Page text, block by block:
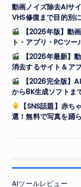
動画ノイズ除去AIサ
VHS修復まで目的別
【2026年版】動
ト・アプリ・PCツー
【2026年最新】
消去するサイト＆ア
【2026完全版】
から8K生成ソフトま
【SNS話題】赤
選！無料で写真を踊
AIツールレビュー